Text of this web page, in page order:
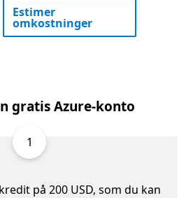
Estimer
omkostninger
gratis Azure-konto
1
på 200 USD, som du kan